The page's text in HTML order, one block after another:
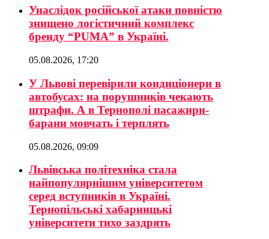
Унаслідок російської атаки повністю
знищено логістичний комплекс
бренду “PUMA” в Україні.
05.08.2026, 17:20
У Львові перевірили кондиціонери в
автобусах: на порушників чекають
штрафи. А в Тернополі пасажири-
барани мовчать і терплять
05.08.2026, 09:09
Львівська політехніка стала
найпопулярнішим університетом
серед вступників в Україні.
Тернопільські хабарницькі
університети тихо заздрять